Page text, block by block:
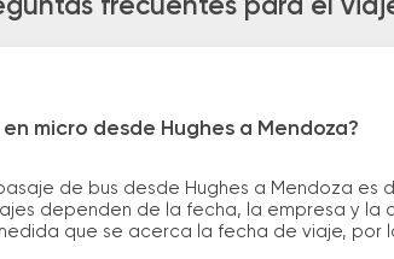
frecuentes para el
micro desde Hughes a Mendoza?
de bus desde Hughes a Mendoza
dependen de la fecha, la empresa y la
que se acerca la fecha de viaje,